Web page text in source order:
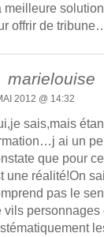
meilleure
offrir de
marielouise
2012 @ 14:32
sais,mais
ai un
que pour
une réalité!On
pas le
vils personnages